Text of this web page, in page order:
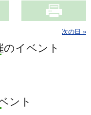
次の日 »
のイベント
ント